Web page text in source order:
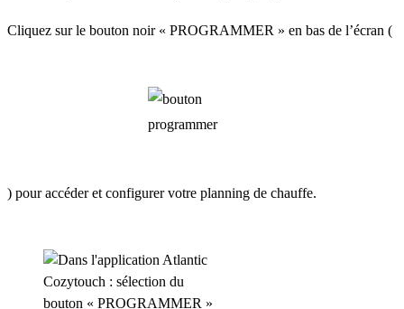
Cliquez sur le bouton noir « PROGRAMMER » en bas de l’écran (
) pour accéder et configurer votre planning de chauffe.